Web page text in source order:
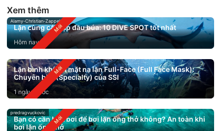
Xem thêm
Alamy-Christian-Zappel
Lặn cùng cá mập đầu búa: 10 DIVE SPOT tốt nhất
Hôm nay
Lặn bình khí với mặt nạ lặn Full-Face (Full Face Mask):
Chuyên biệt (Specialty) của SSI
1 ngày trước
predragvuckovic
Bạn có cần biết bơi để bơi lặn ống thở không? An toàn khi
bơi lặn ống thở